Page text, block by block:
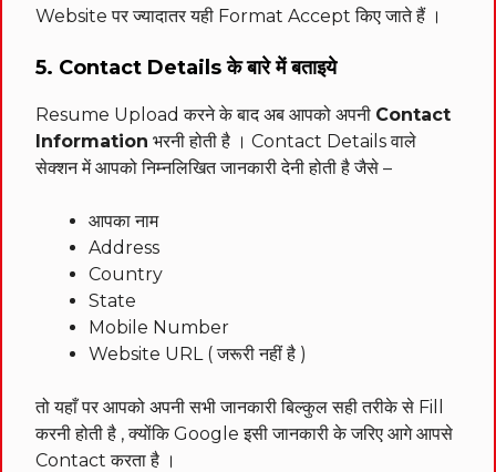
Website पर ज्यादातर यही Format Accept किए जाते हैं ।
5. Contact Details के बारे में बताइये
Resume Upload करने के बाद अब आपको अपनी Contact
Information भरनी होती है । Contact Details वाले
सेक्शन में आपको निम्नलिखित जानकारी देनी होती है जैसे –
आपका नाम
Address
Country
State
Mobile Number
Website URL ( जरूरी नहीं है )
तो यहाँ पर आपको अपनी सभी जानकारी बिल्कुल सही तरीके से Fill
करनी होती है , क्योंकि Google इसी जानकारी के जरिए आगे आपसे
Contact करता है ।